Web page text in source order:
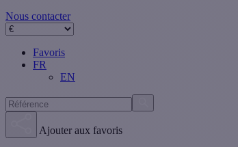
Nous contacter
Favoris
FR
EN
Ajouter aux favoris